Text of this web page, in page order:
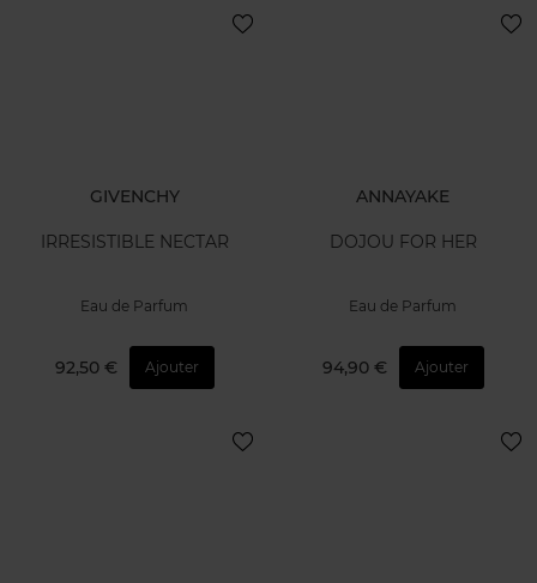
GIVENCHY
IRRESISTIBLE NECTAR
Eau de Parfum
92,50 € Ajouter
ANNAYAKE
DOJOU FOR HER
Eau de Parfum
94,90 € Ajouter